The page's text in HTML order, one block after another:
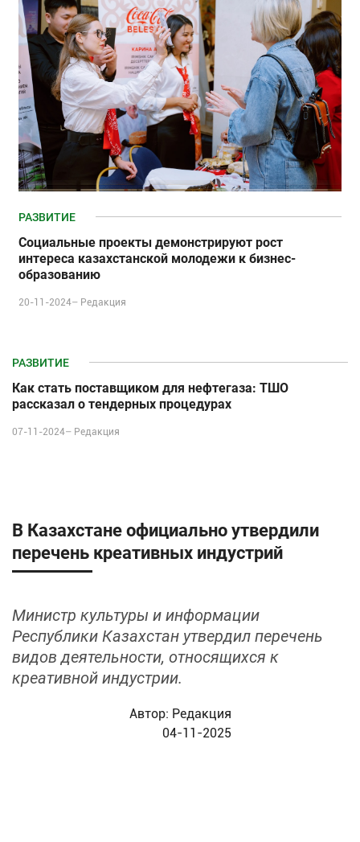
РАЗВИТИЕ
Социальные проекты демонстрируют рост
интереса казахстанской молодежи к бизнес-
образованию
20-11-2024– Редакция
РАЗВИТИЕ
Как стать поставщиком для нефтегаза: ТШО
рассказал о тендерных процедурах
07-11-2024– Редакция
В Казахстане официально утвердили
перечень креативных индустрий
Министр культуры и информации
Республики Казахстан утвердил перечень
видов деятельности, относящихся к
креативной индустрии.
Автор: Редакция
04-11-2025